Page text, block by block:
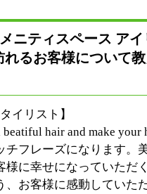
ット』は、縮毛矯正を専門に長年研
ンドで、毎年、蓄積したノウハウか
技法や新たな薬剤をフィードバックし
徴としては、特殊樹脂を含む成分に
となく、なめらかな状態を保ちま
』加盟店は、全国的に見てもそれほ
判を知りわざわざ遠くから足を運ん
少なからずいらっしゃいます。
掛けていることを教えてくだ